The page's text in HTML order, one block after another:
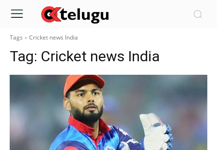
Tags Cricket news India
Tag: Cricket news India